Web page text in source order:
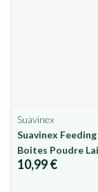
Suavinex
Suavinex
Boites Poudre
10,99 €